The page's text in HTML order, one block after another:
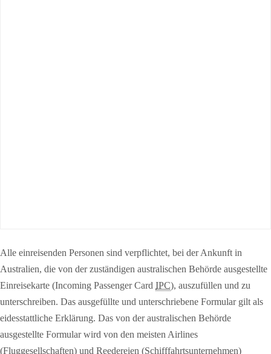
Alle einreisenden Personen sind verpflichtet, bei der Ankunft in
Australien, die von der zuständigen australischen Behörde ausgestellte
Einreisekarte (Incoming Passenger Card IPC), auszufüllen und zu
unterschreiben. Das ausgefüllte und unterschriebene Formular gilt als
eidesstattliche Erklärung. Das von der australischen Behörde
ausgestellte Formular wird von den meisten Airlines
(Fluggesellschaften) und Reedereien (Schifffahrtsunternehmen)